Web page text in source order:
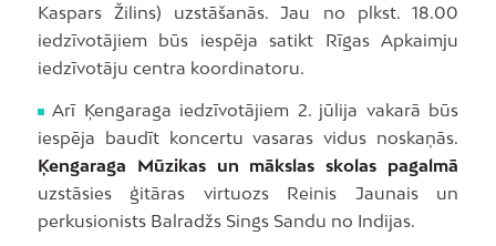
Kaspars Žilins) uzstāšanās. Jau no plkst. 18.00
iedzīvotājiem būs iespēja satikt Rīgas Apkaimju
iedzīvotāju centra koordinatoru.
Arī Ķengaraga iedzīvotājiem 2. jūlija vakarā būs
iespēja baudīt koncertu vasaras vidus noskaņās.
Ķengaraga Mūzikas un mākslas skolas pagalmā
uzstāsies ģitāras virtuozs Reinis Jaunais un
perkusionists Balradžs Sings Sandu no Indijas.